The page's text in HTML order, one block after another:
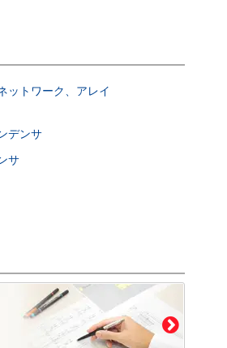
ットワーク、アレイ
デンサ
サ